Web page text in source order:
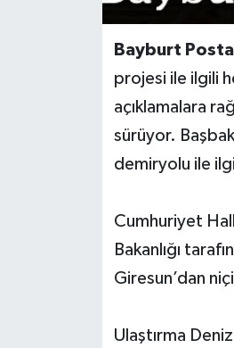
Bayburt
projesi ile ilgili
açıklamalara
sürüyor.
demiryolu ile
Cumhuriyet
Bakanlığı
Giresun’dan
Ulaştırma